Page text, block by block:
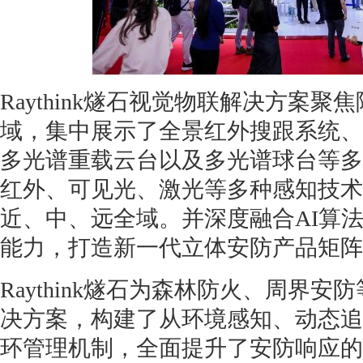
Raythink燧石视觉物联解决方案聚
域，集中展示了全景红外搜跟系统
多光谱重载云台以及多光谱球台等
红外、可见光、激光等多种感知技
近、中、远全域。并深度融合AI算
能力，打造新一代立体安防产品矩
Raythink燧石为森林防火、周界安
决方案，构建了从环境感知、动态
环管理机制，全面提升了安防响应